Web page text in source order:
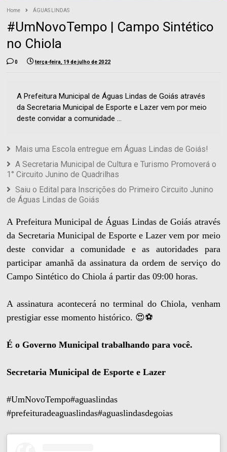
Home ÁGUAS LINDAS
#UmNovoTempo | Campo Sintético
no Chiola
0 terça-feira, 19 de julho de 2022
A Prefeitura Municipal de Águas Lindas de Goiás através
da Secretaria Municipal de Esporte e Lazer vem por meio
deste convidar a comunidade ...
Mais uma Escola entregue em Águas Lindas de Goiás!
A Secretaria Municipal de Cultura e Turismo Promoverá o
1° Circuito Junino de Quadrilhas
Saiu o Edital para Inscrições do Primeiro Circuito Junino
de Águas Lindas de Goiás
A Prefeitura Municipal de Águas Lindas de Goiás através
da Secretaria Municipal de Esporte e Lazer vem por meio
deste convidar a comunidade e as autoridades para
participar amanhã da assinatura da ordem de serviço do
Campo Sintético do Chiola á partir das 09:00 horas.
A assinatura acontecerá no terminal do Chiola, venham
prestigiar esse momento histórico. 😍⚽️
É o Governo Municipal trabalhando para você.
Secretaria Municipal de Esporte e Lazer
#UmNovoTempo#aguaslindas
#prefeituradeaguaslindas#aguaslindasdegoias